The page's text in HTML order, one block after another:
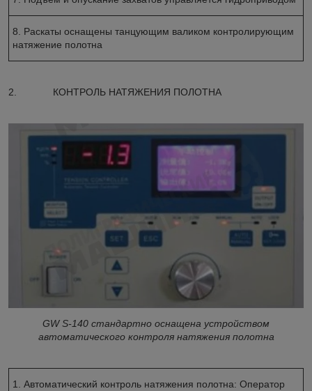
8. Раскаты оснащены танцующим валиком контролирующим
натяжение полотна
2. КОНТРОЛЬ НАТЯЖЕНИЯ ПОЛОТНА
GW S-140 стандартно оснащена устройством
автоматического контроля натяжения полотна
1. Автоматический контроль натяжения полотна: Оператор